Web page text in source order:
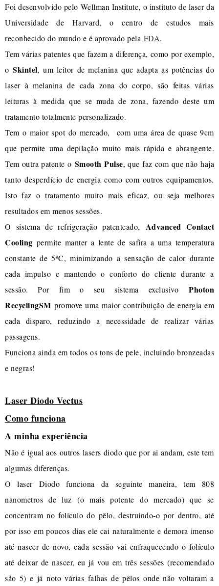
Foi desenvolvido pelo Wellman Institute, o instituto de laser da
Universidade de Harvard, o centro de estudos mais
reconhecido do mundo e é aprovado pela FDA.
Tem várias patentes que fazem a diferença, como por exemplo,
oSkintel, um leitor de melanina que adapta as potências do
laser à melanina de cada zona do corpo, são feitas várias
leituras à medida que se muda de zona, fazendo deste um
tratamento totalmente personalizado.
Tem o maior spot do mercado, com uma área de quase 9cm
que permite uma depilação muito mais rápida e abrangente.
Tem outra patente o Smooth Pulse, que faz com que não haja
tanto desperdício de energia como com outros equipamentos.
Isto faz o tratamento muito mais eficaz, ou seja melhores
resultados em menos sessões.
O sistema de refrigeração patenteado, Advanced Contact
Cooling permite manter a lente de safira a uma temperatura
constante de 5ºC, minimizando a sensação de calor durante
cada impulso e mantendo o conforto do cliente durante a
sessão. Por fim o seu sistema exclusivo Photon
RecyclingSM promove uma maior contribuição de energia em
cada disparo, reduzindo a necessidade de realizar várias
passagens.
Funciona ainda em todos os tons de pele, incluindo bronzeadas
e negras!
Laser Diodo Vectus
Como funciona
A minha experiência
Não é igual aos outros lasers diodo que por ai andam, este tem
algumas diferenças.
O laser Diodo funciona da seguinte maneira, tem 808
nanometros de luz (o mais potente do mercado) que se
concentram no folículo do pêlo, destruindo-o por dentro, até
por isso em poucos dias ele cai naturalmente e demora imenso
até nascer de novo, cada sessão vai enfraquecendo o folículo
até deixar de nascer, eu já vou em três sessões (recomendado
são 5) e já noto várias falhas de pêlos onde não voltaram a